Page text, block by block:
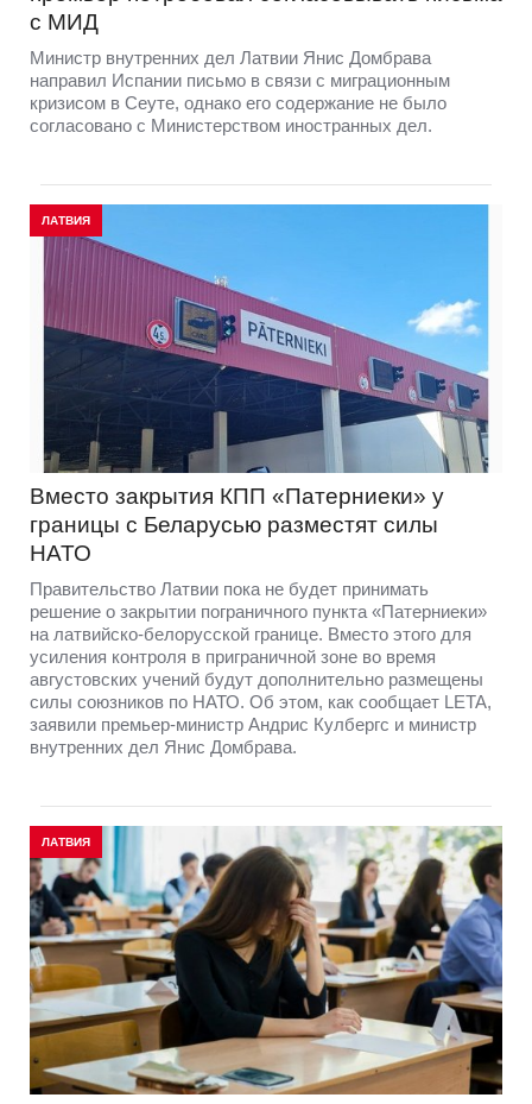
с МИД
Министр внутренних дел Латвии Янис Домбрава
направил Испании письмо в связи с миграционным
кризисом в Сеуте, однако его содержание не было
согласовано с Министерством иностранных дел.
ЛАТВИЯ
Вместо закрытия КПП «Патерниеки» у
границы с Беларусью разместят силы
НАТО
Правительство Латвии пока не будет принимать
решение о закрытии пограничного пункта «Патерниеки»
на латвийско-белорусской границе. Вместо этого для
усиления контроля в приграничной зоне во время
августовских учений будут дополнительно размещены
силы союзников по НАТО. Об этом, как сообщает LETA,
заявили премьер-министр Андрис Кулбергс и министр
внутренних дел Янис Домбрава.
ЛАТВИЯ